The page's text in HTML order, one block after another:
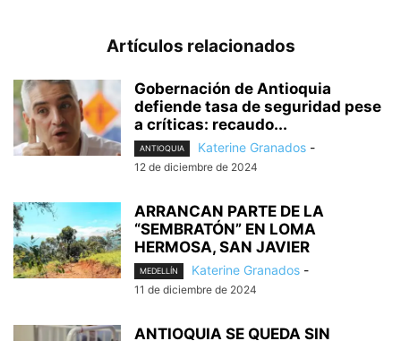
Artículos relacionados
Gobernación de Antioquia
defiende tasa de seguridad pese
a críticas: recaudo...
ANTIOQUIA Katerine Granados -
12 de diciembre de 2024
ARRANCAN PARTE DE LA
“SEMBRATÓN” EN LOMA
HERMOSA, SAN JAVIER
MEDELLÍN Katerine Granados -
11 de diciembre de 2024
ANTIOQUIA SE QUEDA SIN